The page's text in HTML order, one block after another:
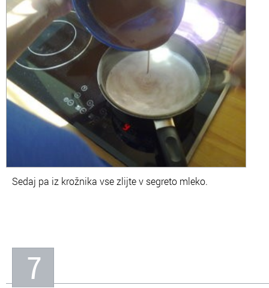
Sedaj pa iz krožnika vse zlijte v segreto mleko.
7